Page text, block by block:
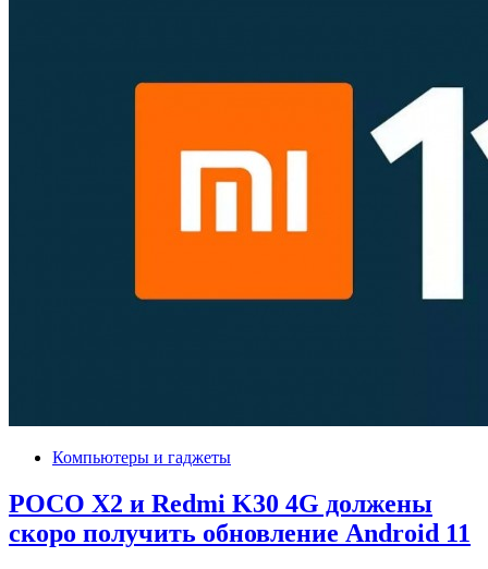
Компьютеры и гаджеты
POCO X2 и Redmi K30 4G должены
скоро получить обновление Android 11